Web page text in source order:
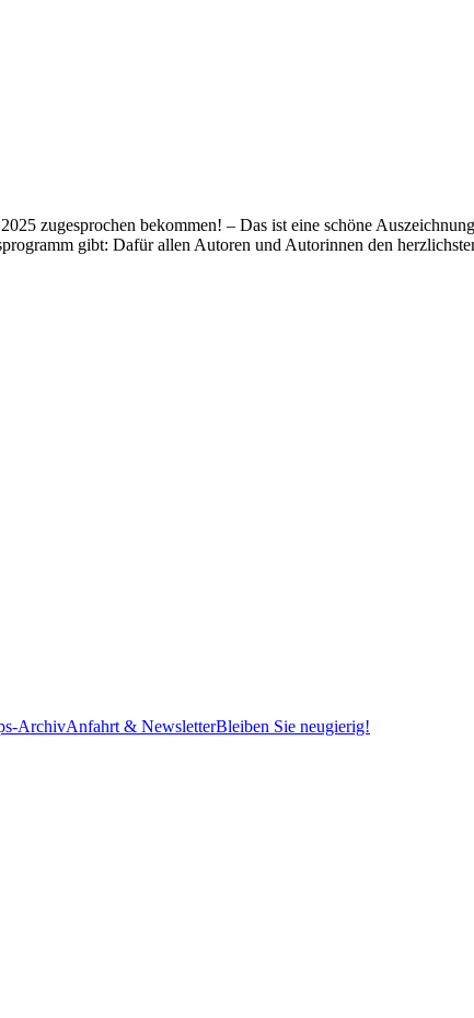
zugesprochen bekommen! – Das ist eine schöne
gibt: Dafür allen Autoren und Autorinnen den
ArchivAnfahrt & NewsletterBleiben Sie neugierig!